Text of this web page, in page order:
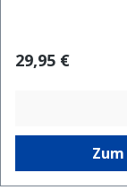
Regulärer Preis:
29,95 €